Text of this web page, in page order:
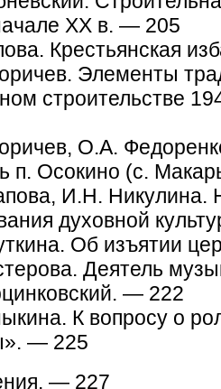
XX в. — 205
Крестьянская
Элементы
строительстве
О.А.
п. Осокино (с.
И.Н. Никулина.
духовной
Об изъятии
Деятель
— 222
К вопросу о
— 225
— 227